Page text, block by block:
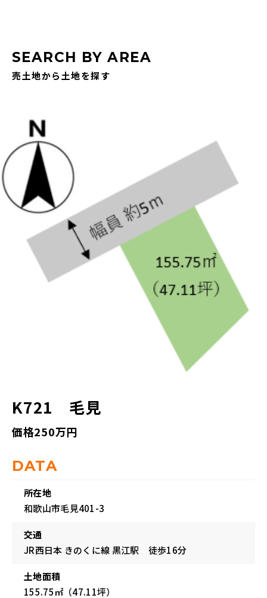
SEARCH BY AREA
売土地から土地を探す
K721 毛見
価格250万円
DATA
所在地
和歌山市毛見401-3
交通
JR西日本 きのくに線 黒江駅 徒歩16分
土地面積
155.75㎡（47.11坪）